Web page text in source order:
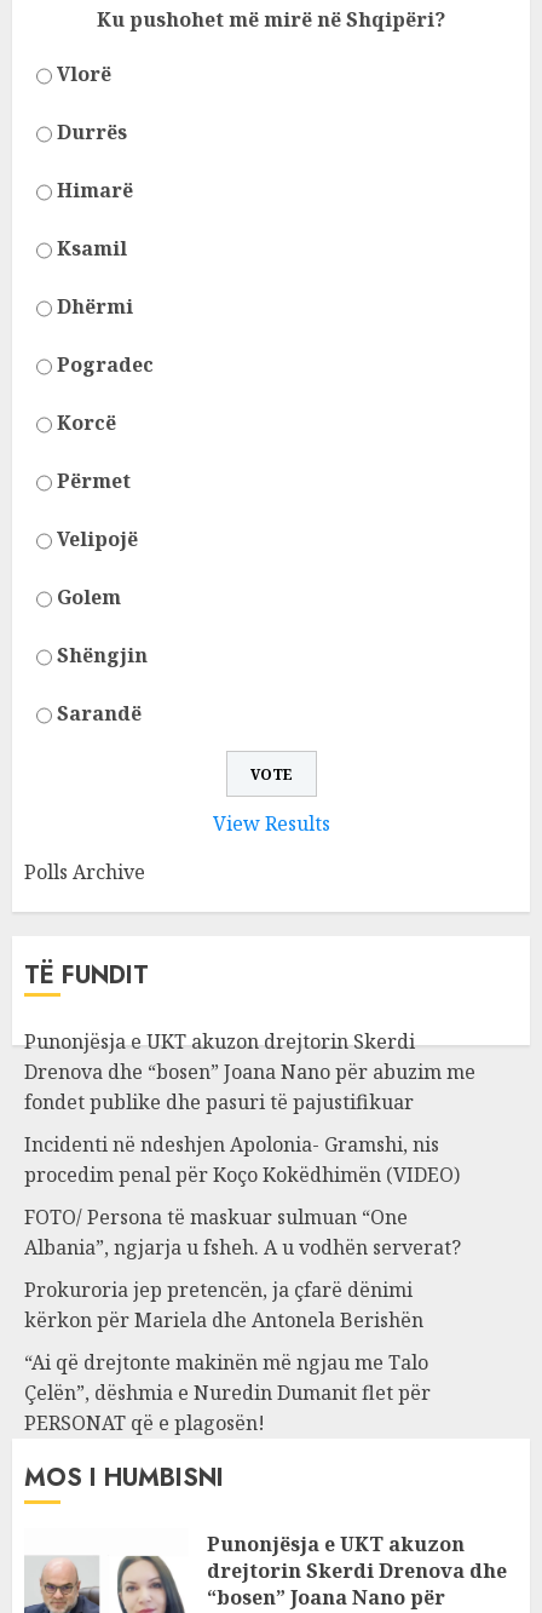
Ku pushohet më mirë në Shqipëri?
Vlorë
Durrës
Himarë
Ksamil
Dhërmi
Pogradec
Korcë
Përmet
Velipojë
Golem
Shëngjin
Sarandë
View Results
Polls Archive
TË FUNDIT
Punonjësja e UKT akuzon drejtorin Skerdi
Drenova dhe “bosen” Joana Nano për abuzim me
fondet publike dhe pasuri të pajustifikuar
Incidenti në ndeshjen Apolonia- Gramshi, nis
procedim penal për Koço Kokëdhimën (VIDEO)
FOTO/ Persona të maskuar sulmuan “One
Albania”, ngjarja u fsheh. A u vodhën serverat?
Prokuroria jep pretencën, ja çfarë dënimi
kërkon për Mariela dhe Antonela Berishën
“Ai që drejtonte makinën më ngjau me Talo
Çelën”, dëshmia e Nuredin Dumanit flet për
PERSONAT që e plagosën!
MOS I HUMBISNI
Punonjësja e UKT akuzon
drejtorin Skerdi Drenova dhe
“bosen” Joana Nano për